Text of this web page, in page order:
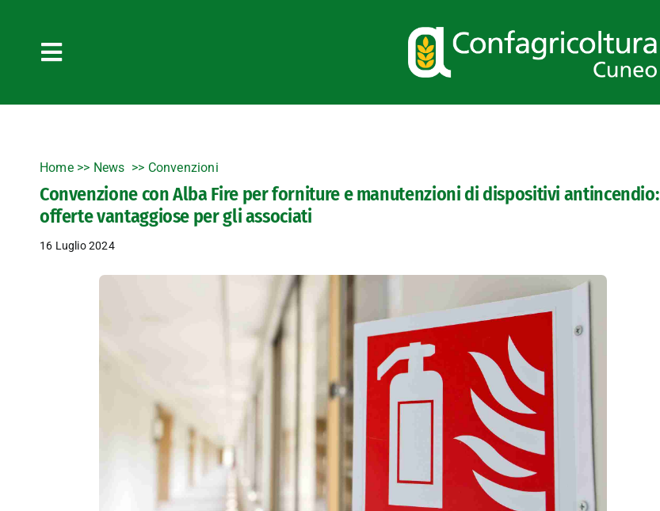
Toggle
Home>> News Convenzioni
Convenzione con Alba Fire per forniture e manutenzioni di dispositivi antincendio:
offerte vantaggiose per gli associati
16 Luglio 2024